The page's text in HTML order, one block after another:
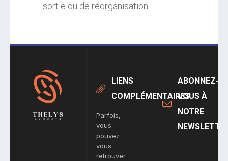
sortie ou de réorganisation.
LIENS
COMPLÉMENTAIRES
Parfois,
vous
pouvez
vous
retrouver
ABONNEZ-
VOUS À
NOTRE